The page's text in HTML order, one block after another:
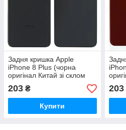
Задня кришка Apple
iPhone 8 Plus (чорна
оригінал Китай зі склом
камери)
203 ₴
Купити
203